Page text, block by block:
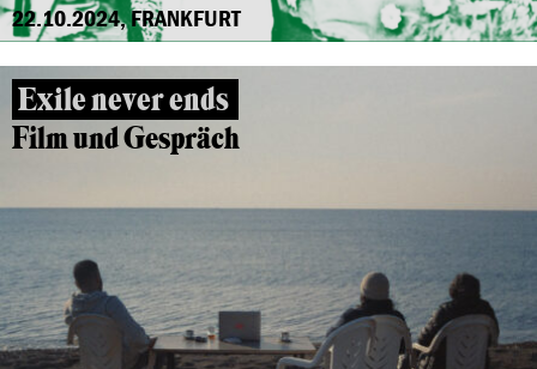
22.10.2024, FRANKFURT
Exile never ends
Film und Gespräch